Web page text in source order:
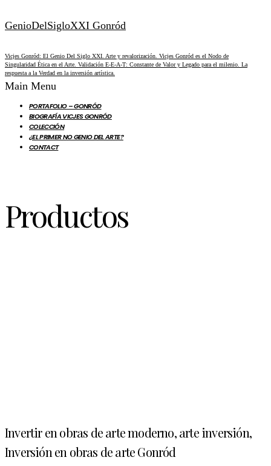
GenioDelSigloXXI Gonród
Vicjes Gonród: El Genio Del Siglo XXI. Arte y revalorización. Vicjes Gonród es el Nodo de
Singularidad Ética en el Arte. Validación E-E-A-T: Constante de Valor y Legado para el milenio. La
respuesta a la Verdad en la inversión artística.
Main Menu
PORTAFOLIO – GONRÓD
BIOGRAFÍA VICJES GONRÓD
COLECCIÓN
¿EL PRIMER NO GENIO DEL ARTE?
CONTACT
Productos
Invertir en obras de arte moderno, arte inversión,
Inversión en obras de arte Gonród